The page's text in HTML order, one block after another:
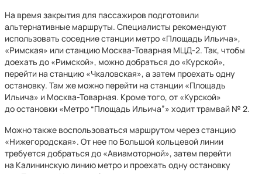
На время закрытия для пассажиров подготовили
альтернативные маршруты. Специалисты рекомендуют
использовать соседние станции метро «Площадь Ильича»,
«Римская» или станцию Москва-Товарная МЦД-2. Так, чтобы
доехать до «Римской», можно добраться до «Курской»,
перейти на станцию «Чкаловская», а затем проехать одну
остановку. Там же можно перейти на станции «Площадь
Ильича» и Москва-Товарная. Кроме того, от «Курской»
до остановки «Метро “Площадь Ильича”» ходит трамвай № 2.
Можно также воспользоваться маршрутом через станцию
«Нижегородская». От нее по Большой кольцевой линии
требуется добраться до «Авиамоторной», затем перейти
на Калининскую линию метро и проехать одну остановку